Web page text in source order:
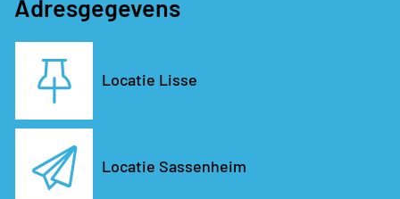
Adresgegevens
Locatie Lisse
Locatie Sassenheim